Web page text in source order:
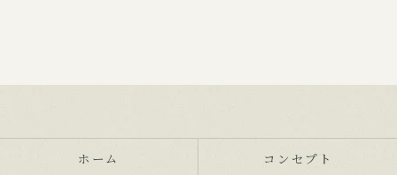
ホーム
コンセプト